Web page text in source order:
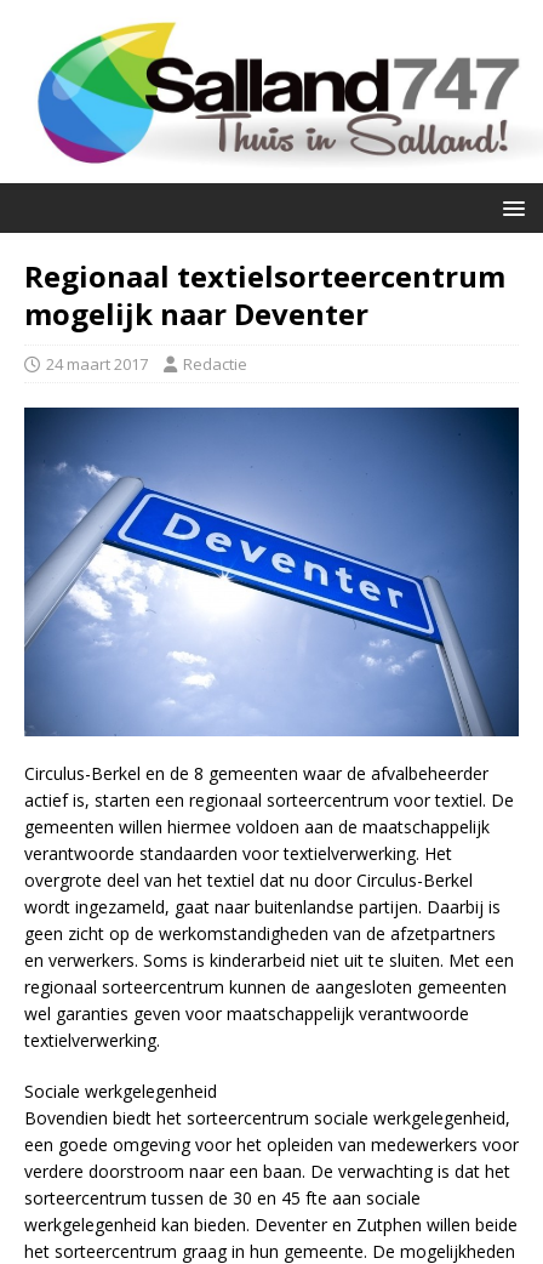
Regionaal textielsorteercentrum
mogelijk naar Deventer
24 maart 2017 Redactie
Circulus-Berkel en de 8 gemeenten waar de afvalbeheerder
actief is, starten een regionaal sorteercentrum voor textiel. De
gemeenten willen hiermee voldoen aan de maatschappelijk
verantwoorde standaarden voor textielverwerking. Het
overgrote deel van het textiel dat nu door Circulus-Berkel
wordt ingezameld, gaat naar buitenlandse partijen. Daarbij is
geen zicht op de werkomstandigheden van de afzetpartners
en verwerkers. Soms is kinderarbeid niet uit te sluiten. Met een
regionaal sorteercentrum kunnen de aangesloten gemeenten
wel garanties geven voor maatschappelijk verantwoorde
textielverwerking.
Sociale werkgelegenheid
Bovendien biedt het sorteercentrum sociale werkgelegenheid,
een goede omgeving voor het opleiden van medewerkers voor
verdere doorstroom naar een baan. De verwachting is dat het
sorteercentrum tussen de 30 en 45 fte aan sociale
werkgelegenheid kan bieden. Deventer en Zutphen willen beide
het sorteercentrum graag in hun gemeente. De mogelijkheden